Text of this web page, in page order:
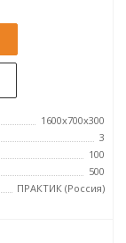
1600x700x300
3
100
500
ПРАКТИК (Россия)